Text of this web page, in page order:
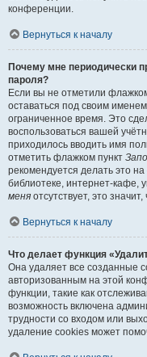
конференции.
Вернуться к началу
Почему мне периодически
пароля?
Если вы не отметили
оставаться под своим
ограниченное время. Это
воспользоваться вашей
приходилось вводить имя
отметить флажком пункт
рекомендуется делать это
библиотеке, интернет-кафе,
меня отсутствует, это
Вернуться к началу
Что делает функция
Она удаляет все созданные
авторизованным на этой
функции, такие как
возможность включена
трудности со входом или
удаление cookies может